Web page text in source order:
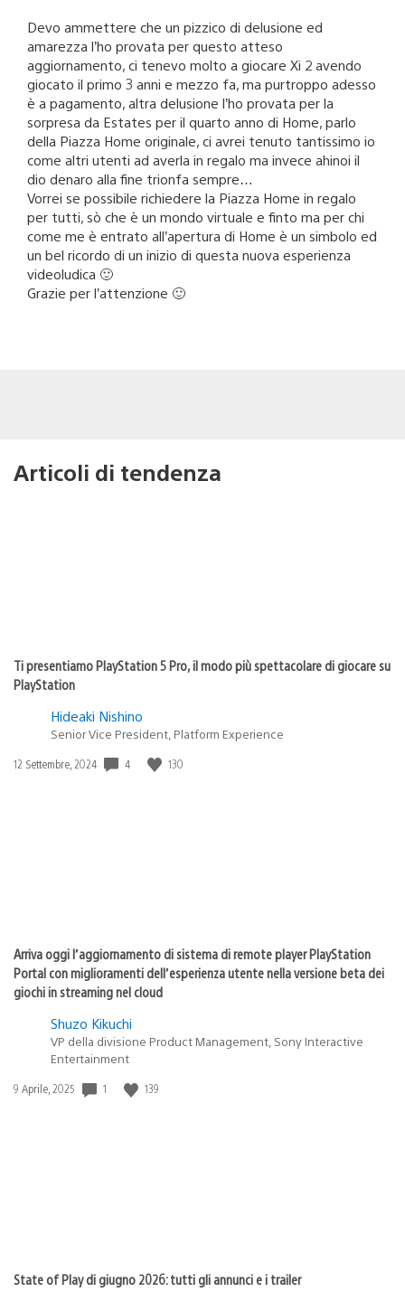
Devo ammettere che un pizzico di delusione ed
amarezza l’ho provata per questo atteso
aggiornamento, ci tenevo molto a giocare Xi 2 avendo
giocato il primo 3 anni e mezzo fa, ma purtroppo adesso
è a pagamento, altra delusione l’ho provata per la
sorpresa da Estates per il quarto anno di Home, parlo
della Piazza Home originale, ci avrei tenuto tantissimo io
come altri utenti ad averla in regalo ma invece ahinoi il
dio denaro alla fine trionfa sempre…
Vorrei se possibile richiedere la Piazza Home in regalo
per tutti, sò che è un mondo virtuale e finto ma per chi
come me è entrato all’apertura di Home è un simbolo ed
un bel ricordo di un inizio di questa nuova esperienza
videoludica 🙂
Grazie per l’attenzione 🙂
Articoli di tendenza
Ti presentiamo PlayStation 5 Pro, il modo più spettacolare di giocare su
PlayStation
Hideaki Nishino
Senior Vice President, Platform Experience
Data
12 Settembre, 2024 4 130
Arriva oggi l’aggiornamento di sistema di remote player PlayStation
Portal con miglioramenti dell’esperienza utente nella versione beta dei
giochi in streaming nel cloud
Shuzo Kikuchi
VP della divisione Product Management, Sony Interactive
Entertainment
Data
9 Aprile, 2025 1 139
State of Play di giugno 2026: tutti gli annunci e i trailer